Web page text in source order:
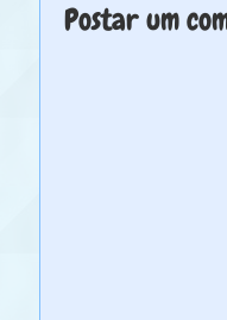
Postar um